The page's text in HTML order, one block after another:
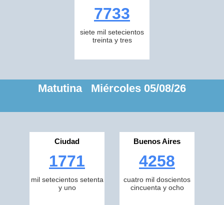
7733
siete mil setecientos
treinta y tres
Matutina Miércoles 05/08/26
Ciudad
1771
mil setecientos setenta
y uno
Buenos Aires
4258
cuatro mil doscientos
cincuenta y ocho